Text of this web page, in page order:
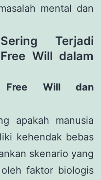
mental dan
Terjadi
Will dalam
Free Will dan
apakah manusia
kehendak bebas
skenario yang
faktor biologis